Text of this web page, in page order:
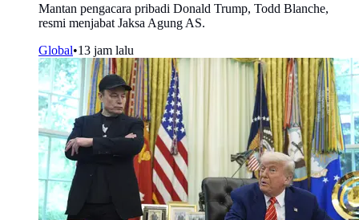
Mantan pengacara pribadi Donald Trump, Todd Blanche,
resmi menjabat Jaksa Agung AS.
Global•13 jam lalu